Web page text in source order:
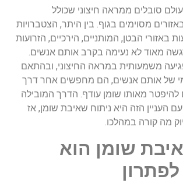
סובלים ממראה חיצוני שכולל
מסוימים בגוף. בין היתר, הצטברויות
באזורי הבטן, המותניים, הירכיים, הזרועות
מאוד לא נעימה בקרב אותם אנשים.
משמעותית במראה החיצוני, ובהתאם
של אותם אנשים, הם מחפשים אחר דרך
להיפטר מאותו שומן עודף. הדרך המובילה
העניין הזה היא ניתוח שאיבת שומן, אז
מה קורה במהלכו.
שומן הוא